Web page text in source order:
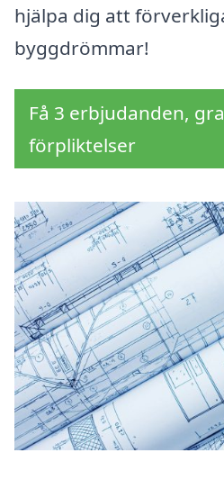
hjälpa dig att
byggdrömmar!
Få 3 erbjudanden,
förpliktelser